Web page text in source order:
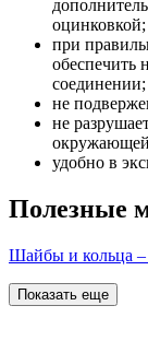
оцинковкой;
при
обеспечить
соединении;
не
не
удобно в
Полезные
Шайбы и кольца –
Показать еще